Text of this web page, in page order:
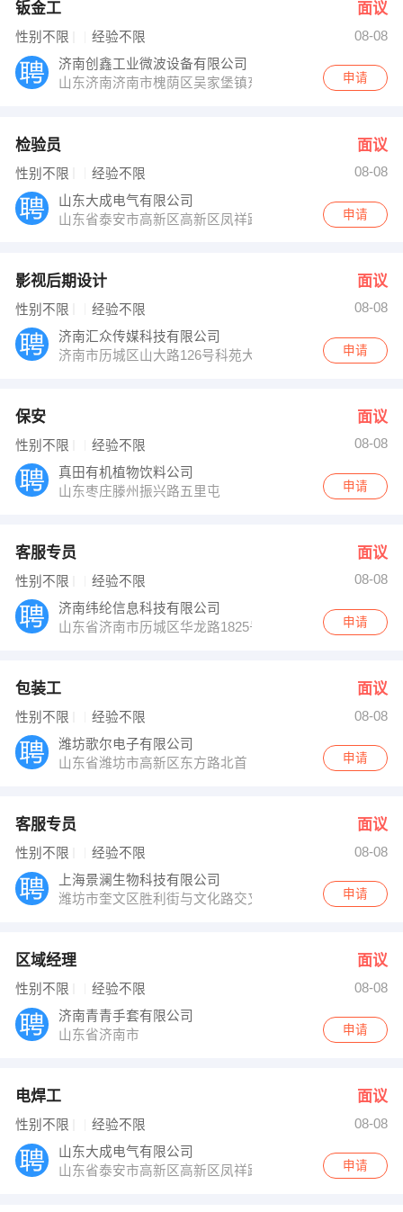
钣金工 面议
性别不限 经验不限
08-08
济南创鑫工业微波设备有限公司
山东济南济南市槐荫区吴家堡镇东堡工业园
申请
检验员 面议
性别不限 经验不限
08-08
山东大成电气有限公司
山东省泰安市高新区高新区凤祥路西规划支路北申请
影视后期设计 面议
性别不限 经验不限
08-08
济南汇众传媒科技有限公司
济南市历城区山大路126号科苑大厦15楼
申请
保安 面议
性别不限 经验不限
08-08
真田有机植物饮料公司
山东枣庄滕州振兴路五里屯
申请
客服专员 面议
性别不限 经验不限
08-08
济南纬纶信息科技有限公司
山东省济南市历城区华龙路1825号嘉恒商务大厦A座9层
申请
包装工 面议
性别不限 经验不限
08-08
潍坊歌尔电子有限公司
山东省潍坊市高新区东方路北首
申请
客服专员 面议
性别不限 经验不限
08-08
上海景澜生物科技有限公司
潍坊市奎文区胜利街与文化路交叉口中央生活城商务楼
申请
区域经理 面议
性别不限 经验不限
08-08
济南青青手套有限公司
山东省济南市
申请
电焊工 面议
性别不限 经验不限
08-08
山东大成电气有限公司
山东省泰安市高新区高新区凤祥路西规划支路北申请